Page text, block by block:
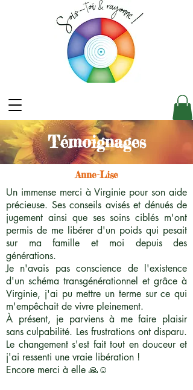
Témoignages
Anne-Lise
Un immense merci à Virginie pour son aide
précieuse. Ses conseils avisés et dénués de
jugement ainsi que ses soins ciblés m'ont
permis de me libérer d'un poids qui pesait
sur ma famille et moi depuis des
générations.
Je n'avais pas conscience de l'existence
d'un schéma transgénérationnel et grâce à
Virginie, j'ai pu mettre un terme sur ce qui
m'empêchait de vivre pleinement.
À présent, je parviens à me faire plaisir
sans culpabilité. Les frustrations ont disparu.
Le changement s'est fait tout en douceur et
j'ai ressenti une vraie libération !
Encore merci à elle 🙏☺️